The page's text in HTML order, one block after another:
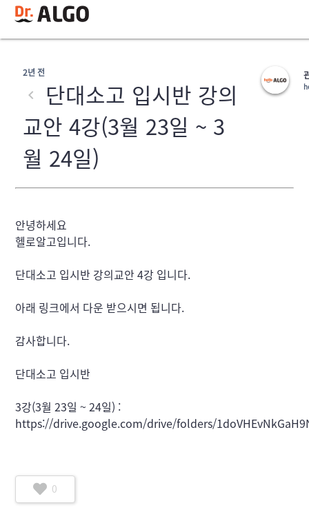
2년 전
단대소고 입시반 강의
교안 4강(3월 23일 ~ 3
월 24일)
안녕하세요
헬로알고입니다.
단대소고 입시반 강의교안 4강 입니다.
아래 링크에서 다운 받으시면 됩니다.
감사합니다.
단대소고 입시반
https://drive.google.com/drive/folders/
0